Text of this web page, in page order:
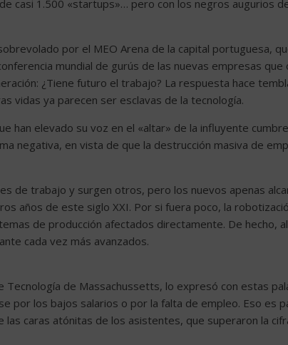
casi 1.500 «startups»… pero con los negros augurios
por el MEO Arena de la capital portuguesa,
mundial de gurús de las nuevas empresas
¿Tiene futuro el trabajo? La respuesta hace
vidas ya parecen ser esclavas de la tecnología.
han elevado su voz en el «altar» de la influyente
negativa, en vista de que la destrucción masiva de
de trabajo y surgen otros, pero los nuevos apenas
años de este siglo XXI. Por si fuera poco, la
de producción afectados directamente. De hecho,
cada vez más avanzados.
de Massachussetts, lo expresó con estas
por los bajos salarios o por la falta de empleo. Eso es
las caras atónitas de los asistentes, que superaron la